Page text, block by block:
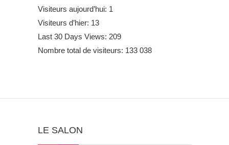
Visiteurs aujourd’hui: 1
Visiteurs d’hier: 13
Last 30 Days Views: 209
Nombre total de visiteurs: 133 038
LE SALON